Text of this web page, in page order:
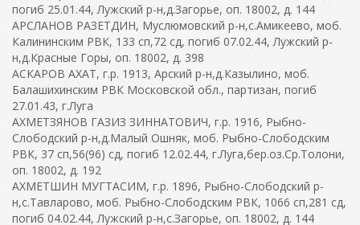
погиб 25.01.44, Лужский р-н,д.Загорье, оп. 18002, д. 144
АРСЛАНОВ РАЗЕТДИН, Муслюмовский р-н,с.Амикеево, моб.
Калининским РВК, 133 сп,72 сд, погиб 07.02.44, Лужский р-
н,д.Красные Горы, оп. 18002, д. 398
АСКАРОВ АХАТ, г.р. 1913, Арский р-н,д.Казылино, моб.
Балашихинским РВК Московской обл., партизан, погиб
27.01.43, г.Луга
АХМЕТЗЯНОВ ГАЗИЗ ЗИННАТОВИЧ, г.р. 1916, Рыбно-
Слободский р-н,д.Малый Ошняк, моб. Рыбно-Слободским
РВК, 37 сп,56(96) сд, погиб 12.02.44, г.Луга,бер.оз.Ср.Толони,
оп. 18002, д. 192
АХМЕТШИН МУГТАСИМ, г.р. 1896, Рыбно-Слободский р-
н,с.Тавларово, моб. Рыбно-Слободским РВК, 1066 сп,281 сд,
погиб 04.02.44, Лужский р-н,с.Загорье, оп. 18002, д. 144